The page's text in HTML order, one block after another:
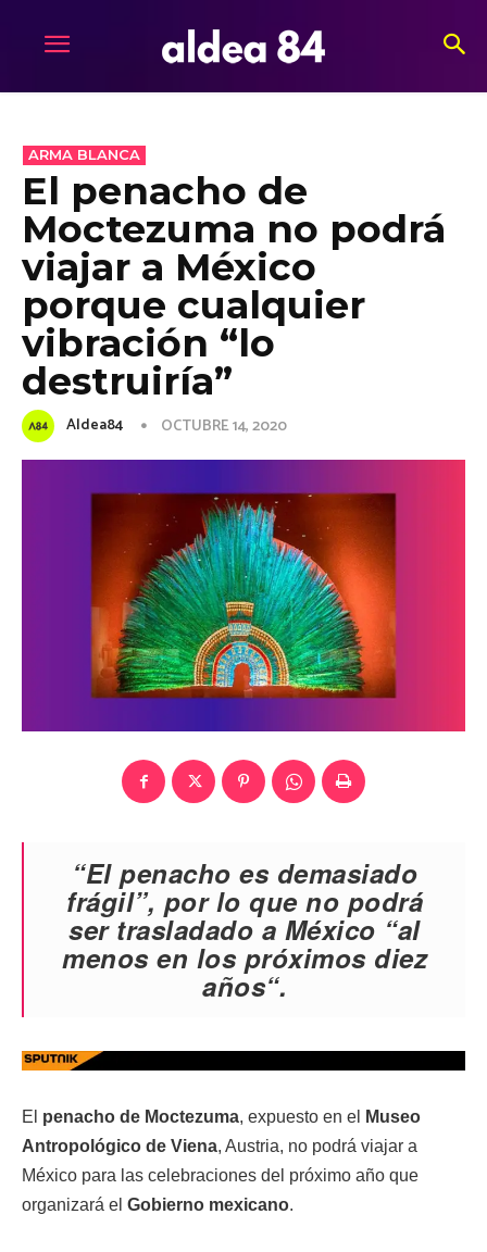
ARMA BLANCA
El penacho de
Moctezuma no podrá
viajar a México
porque cualquier
vibración “lo
destruiría”
Aldea84 OCTUBRE 14, 2020
“El penacho es demasiado
frágil”, por lo que no podrá
ser trasladado a México “al
menos en los próximos diez
años“.
El penacho de Moctezuma, expuesto en el
Museo
Antropológico de Viena, Austria, no podrá viajar a
México para las celebraciones del próximo año que
organizará el Gobierno mexicano.